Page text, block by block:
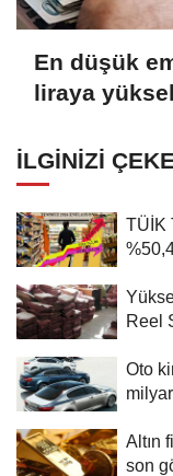
En düşük
liraya
İLGINIZI
TÜİK
Reel
Oto
Altın
son